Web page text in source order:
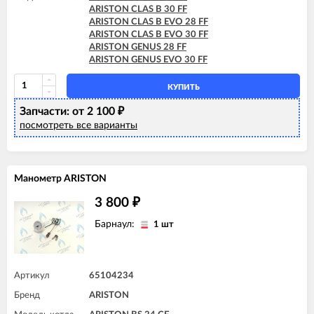
ARISTON HS X 18 FF
ARISTON HS X 24 CF
ARISTON HS X 24 FF
ARISTON MATIS 24 CF
ARISTON MATIS 24 CF-EU
ARISTON CLAS B 30 FF
ARISTON CLAS B EVO 28 FF
ARISTON CLAS B EVO 30 FF
ARISTON GENUS 28 FF
ARISTON GENUS EVO 30 FF
КУПИТЬ
Запчасти: от 2 100 ₽
посмотреть все варианты
Манометр ARISTON
3 800 ₽
Барнаул: 1 шт
Артикул 65104234
Бренд ARISTON